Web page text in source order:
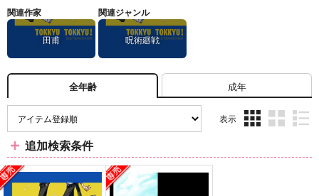
関連作家
田甫
関連ジャンル
呪術廻戦
全年齢 成年
表示
ム
ム
ム
追加検索条件